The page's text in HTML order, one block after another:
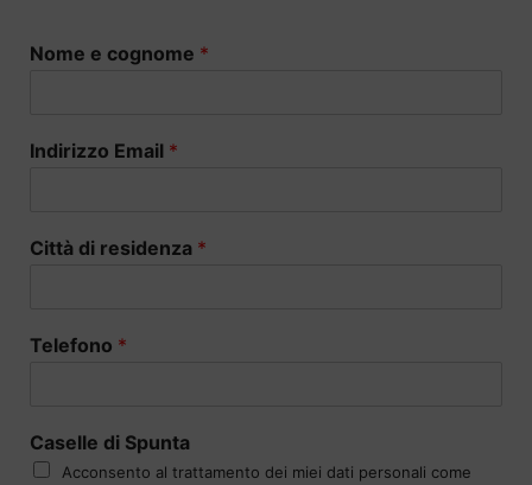
Nome e cognome *
Indirizzo Email *
Città di residenza *
Telefono *
Caselle di Spunta
Acconsento al trattamento dei miei dati personali come